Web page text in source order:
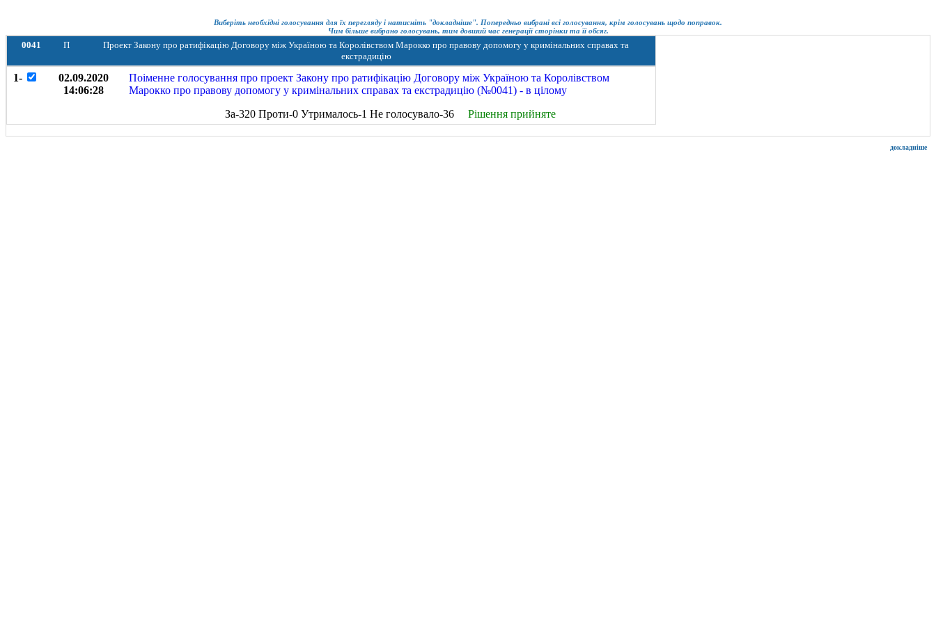
Виберіть необхідні голосування для їх перегляду і натисніть "докладніше". Попередньо вибрані всі голосування, крім голосувань щодо поправок.
Чим більше вибрано голосувань, тим довший час генерації сторінки та її обсяг.
0041 П
Проект Закону про ратифікацію Договору між Україною та Королівством Марокко про правову допомогу у кримінальних справах та
екстрадицію
1-
02.09.2020
14:06:28
Поіменне голосування про проект Закону про ратифікацію Договору між Україною та Королівством
Марокко про правову допомогу у кримінальних справах та екстрадицію (№0041) - в цілому
За-320 Проти-0 Утрималось-1 Не голосувало-36
Рішення прийняте
докладніше